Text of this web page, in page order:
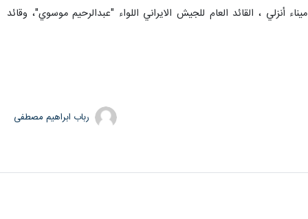
أنزلي ، القائد العام للجيش الايراني اللواء "عبدالرحيم موسوي"، وقائد
رباب ابراهیم مصطفی